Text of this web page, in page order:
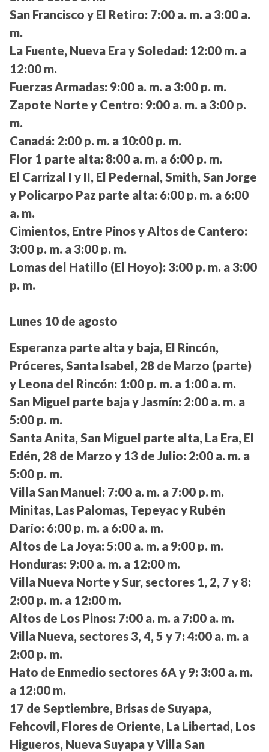
San Francisco y El Retiro: 7:00 a. m. a 3:00 a.
m.
La Fuente, Nueva Era y Soledad: 12:00 m. a
12:00 m.
Fuerzas Armadas: 9:00 a. m. a 3:00 p. m.
Zapote Norte y Centro: 9:00 a. m. a 3:00 p.
m.
Canadá: 2:00 p. m. a 10:00 p. m.
Flor 1 parte alta: 8:00 a. m. a 6:00 p. m.
El Carrizal I y II, El Pedernal, Smith, San Jorge
y Policarpo Paz parte alta: 6:00 p. m. a 6:00
a. m.
Cimientos, Entre Pinos y Altos de Cantero:
3:00 p. m. a 3:00 p. m.
Lomas del Hatillo (El Hoyo): 3:00 p. m. a 3:00
p. m.
Lunes 10 de agosto
Esperanza parte alta y baja, El Rincón,
Próceres, Santa Isabel, 28 de Marzo (parte)
y Leona del Rincón: 1:00 p. m. a 1:00 a. m.
San Miguel parte baja y Jasmín: 2:00 a. m. a
5:00 p. m.
Santa Anita, San Miguel parte alta, La Era, El
Edén, 28 de Marzo y 13 de Julio: 2:00 a. m. a
5:00 p. m.
Villa San Manuel: 7:00 a. m. a 7:00 p. m.
Minitas, Las Palomas, Tepeyac y Rubén
Darío: 6:00 p. m. a 6:00 a. m.
Altos de La Joya: 5:00 a. m. a 9:00 p. m.
Honduras: 9:00 a. m. a 12:00 m.
Villa Nueva Norte y Sur, sectores 1, 2, 7 y 8:
2:00 p. m. a 12:00 m.
Altos de Los Pinos: 7:00 a. m. a 7:00 a. m.
Villa Nueva, sectores 3, 4, 5 y 7: 4:00 a. m. a
2:00 p. m.
Hato de Enmedio sectores 6A y 9: 3:00 a. m.
a 12:00 m.
17 de Septiembre, Brisas de Suyapa,
Fehcovil, Flores de Oriente, La Libertad, Los
Higueros, Nueva Suyapa y Villa San